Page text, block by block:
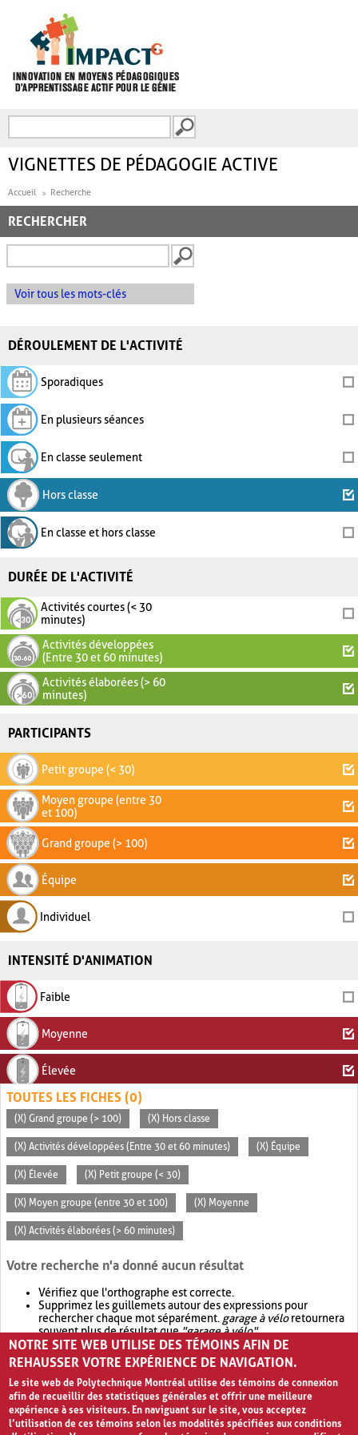
FORMULAIRE DE
VIGNETTES DE PÉDAGOGIE ACTIVE
Accueil Recherche
RECHERCHER
Voir tous les mots-clés
DÉROULEMENT DE L'ACTIVITÉ
Sporadiques
En plusieurs séances
En classe seulement
Hors classe
En classe et hors classe
DURÉE DE L'ACTIVITÉ
Activités courtes (< 30
minutes)
Activités développées
(Entre 30 et 60 minutes)
Activités élaborées (> 60
minutes)
PARTICIPANTS
Petit groupe (< 30)
Moyen groupe (entre 30
et 100)
Grand groupe (> 100)
Équipe
Individuel
INTENSITÉ D'ANIMATION
Faible
Moyenne
Élevée
TOUTES LES FICHES (0)
(X) Grand groupe (> 100) (X) Hors classe
(X) Activités développées (Entre 30 et 60 minutes) (X) Équipe
(X) Élevée (X) Petit groupe (< 30)
(X) Moyen groupe (entre 30 et 100) (X) Moyenne
(X) Activités élaborées (> 60 minutes)
Votre recherche n'a donné aucun résultat
Vérifiez que l'orthographe est correcte.
Supprimez les guillemets autour des expressions pour
rechercher chaque mot séparément. garage à véloretournera
souvent plus de résultat que"garage à vélo".
Envisagez d'élargir votre recherche avec OR.garage OR vélo
retournera souvent plus de résultat quegarage à vélo
NOTRE SITE WEB UTILISE DES TÉMOINS AFIN DE
REHAUSSER VOTRE EXPÉRIENCE DE NAVIGATION.
Le site web de Polytechnique Montréal utilise des témoins de connexion
afin de recueillir des statistiques générales et offrir une meilleure
expérience à ses visiteurs. En naviguant sur le site, vous acceptez
l’utilisation de ces témoins selon les modalités spécifiées aux conditions